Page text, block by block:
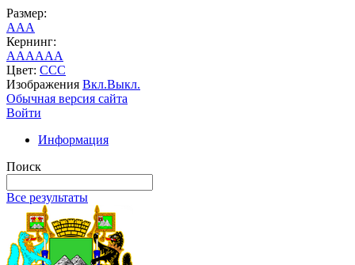
Размер:
AAA
Кернинг:
AAAAAA
Цвет: CCC
Изображения Вкл.Выкл.
Обычная версия сайта
Войти
Информация
Поиск
Все результаты